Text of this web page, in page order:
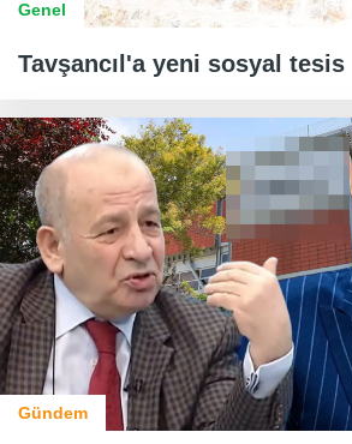
Genel
Tavşancıl'a yeni sosyal tesis
Gündem